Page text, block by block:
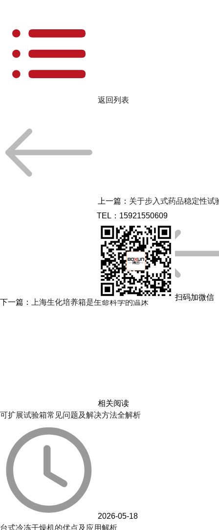
返回列表
上一篇： 关于步入式药品稳定性试
下一篇： 上海生化培养箱是生命科学的温床
相关阅读
可扩展试验箱常见问题及解决方法全解析
2026-05-18
台式冷冻干燥机的优点及应用解析
TEL：15921550609
扫码加微信